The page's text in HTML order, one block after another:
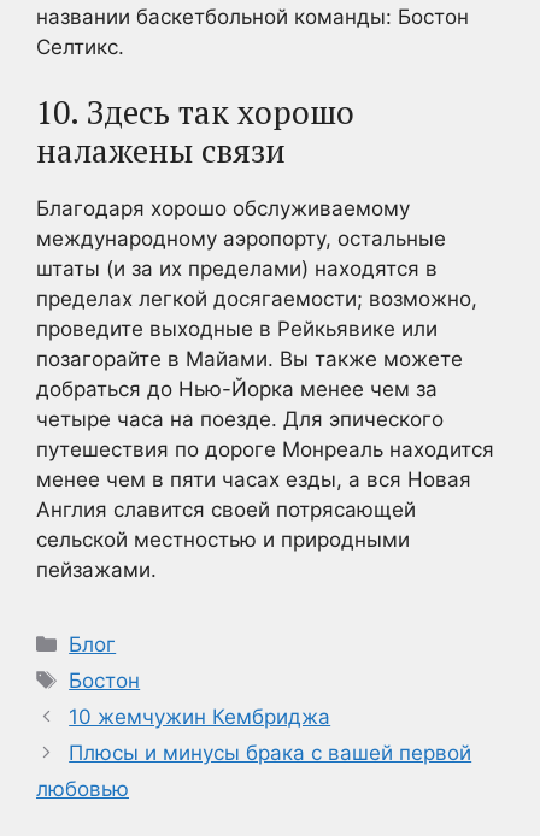
названии баскетбольной команды: Бостон
Селтикс.
10. Здесь так хорошо
налажены связи
Благодаря хорошо обслуживаемому
международному аэропорту, остальные
штаты (и за их пределами) находятся в
пределах легкой досягаемости; возможно,
проведите выходные в Рейкьявике или
позагорайте в Майами. Вы также можете
добраться до Нью-Йорка менее чем за
четыре часа на поезде. Для эпического
путешествия по дороге Монреаль находится
менее чем в пяти часах езды, а вся Новая
Англия славится своей потрясающей
сельской местностью и природными
пейзажами.
Рубрики
Блог
Метки
Бостон
10 жемчужин Кембриджа
Плюсы и минусы брака с вашей первой
любовью